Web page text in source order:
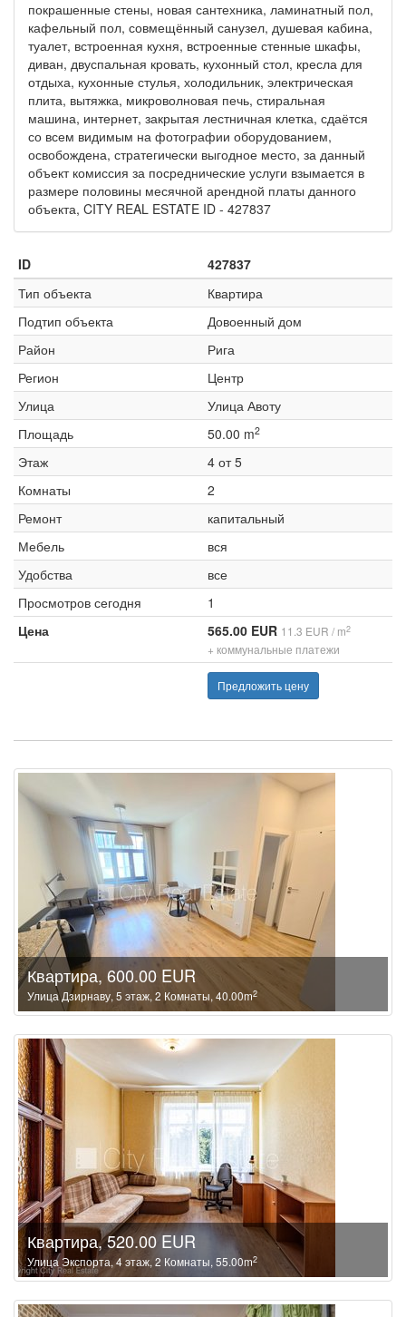
покрашенные стены, новая сантехника, ламинатный пол,
кафельный пол, совмещённый санузел, душевая кабина,
туалет, встроенная кухня, встроенные стенные шкафы,
диван, двуспальная кровать, кухонный стол, кресла для
отдыха, кухонные стулья, холодильник, электрическая
плита, вытяжка, микроволновая печь, стиральная
машина, интернет, закрытая лестничная клетка, сдаётся
со всем видимым на фотографии оборудованием,
освобождена, стратегически выгодное место, за данный
объект комиссия за посреднические услуги взымается в
размере половины месячной арендной платы данного
объекта, CITY REAL ESTATE ID - 427837
ID
427837
Тип объекта
Квартира
Подтип объекта
Довоенный дом
Район
Рига
Регион
Центр
Улица
Улица Авоту
Площадь
50.00 m2
Этаж
4 от 5
Комнаты
2
Ремонт
капитальный
Мебель
вся
Удобства
все
Просмотров сегодня
1
Цена
565.00 EUR 11.3 EUR / m2
+ коммунальные платежи
Предложить цену
Квартира, 600.00 EUR
Улица Дзирнаву, 5 этаж, 2 Комнаты, 40.00m2
Квартира, 520.00 EUR
Улица Экспорта, 4 этаж, 2 Комнаты, 55.00m2